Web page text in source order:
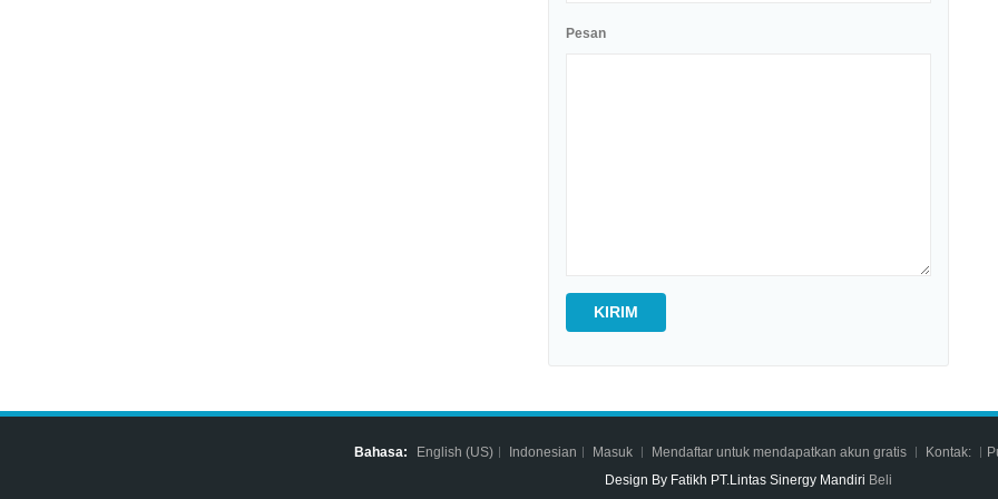
Pesan
KIRIM
Bahasa: English (US) Indonesian Masuk Mendaftar untuk mendapatkan akun gratis Kontak:
Design By Fatikh PT.Lintas Sinergy Mandiri Beli